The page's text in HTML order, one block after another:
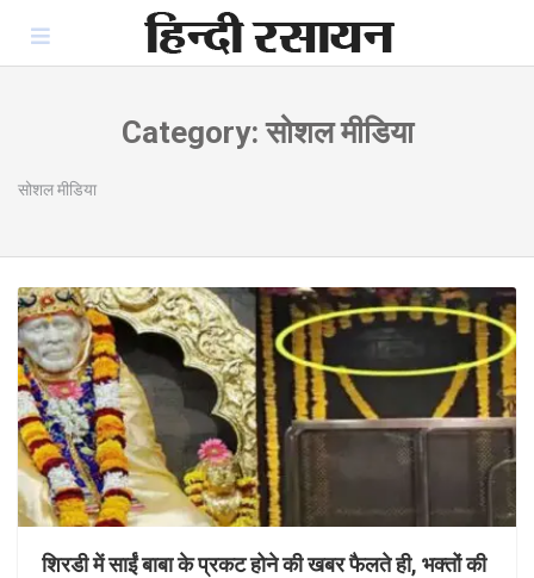
content
Category:सोशल मीडिया
सोशल मीडिया
शिरडी में साईं बाबा के प्रकट होने की खबर फैलते ही, भक्तों की